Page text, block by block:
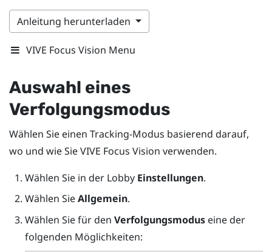
Anleitung herunterladen
VIVE Focus Vision Menu
Auswahl eines
Verfolgungsmodus
Wählen Sie einen Tracking-Modus basierend darauf,
wo und wie SieVIVE Focus Vision verwenden.
Wählen Sie in der Lobby Einstellungen.
Wählen SieAllgemein.
Wählen Sie für den Verfolgungsmoduseine der
folgenden Möglichkeiten: